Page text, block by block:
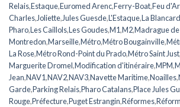
Relais,Estaque,Euromed Arenc,Ferry-Boat,Feu
Charles,Joliette,Jules Guesde,L'Estaque,La
Pharo,Les Caillols,Les Goudes,M1,M2,Madrague de
Montredon,Marseille,Métro,Métro Bougainville,
La Rose,Métro Rond-Point du Prado,Métro Saint Just,
Marguerite Dromel,Modification d'itinéraire,MPM,
Jean,NAV1,NAV2,NAV3,Navette Maritime,Noailles,
Garde,Parking Relais,Pharo Catalans,Place Jules
Rouge,Préfecture,Puget Estrangin,Réformes,